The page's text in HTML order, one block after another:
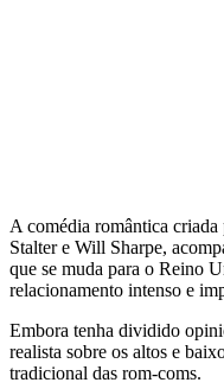
A comédia romântica
Stalter e Will Sharpe,
que se muda para o Reino
relacionamento intenso e
Embora tenha dividido
realista sobre os altos e
tradicional das rom-coms.